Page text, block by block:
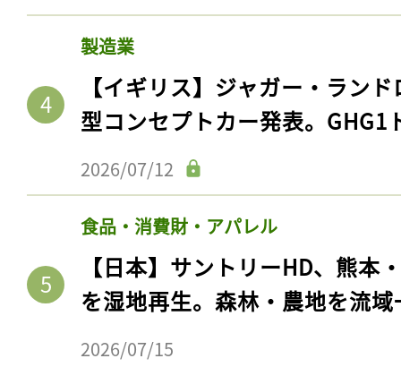
製造業
【イギリス】ジャガー・ラン
型コンセプトカー発表。GHG1
2026/07/12
食品・消費財・アパレル
【日本】サントリーHD、熊本
を湿地再生。森林・農地を流
2026/07/15